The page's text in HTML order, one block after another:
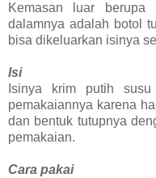
Kemasan luar berupa
dalamnya adalah botol
bisa dikeluarkan isinya
Isi
Isinya krim putih
pemakaiannya karena
dan bentuk tutupnya
pemakaian.
Cara pakai